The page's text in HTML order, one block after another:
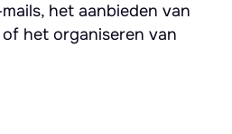
het aanbieden van
het organiseren van